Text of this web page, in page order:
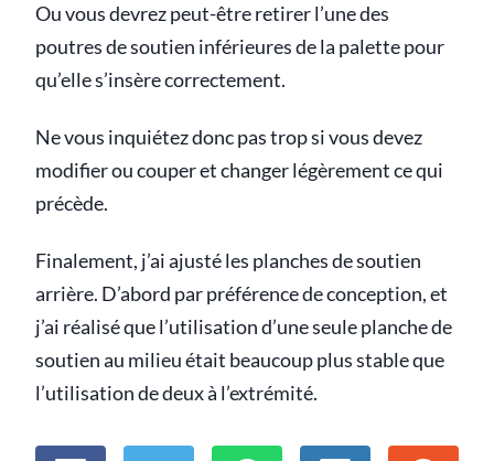
Ou vous devrez peut-être retirer l’une des
poutres de soutien inférieures de la palette pour
qu’elle s’insère correctement.
Ne vous inquiétez donc pas trop si vous devez
modifier ou couper et changer légèrement ce qui
précède.
Finalement, j’ai ajusté les planches de soutien
arrière. D’abord par préférence de conception, et
j’ai réalisé que l’utilisation d’une seule planche de
soutien au milieu était beaucoup plus stable que
l’utilisation de deux à l’extrémité.